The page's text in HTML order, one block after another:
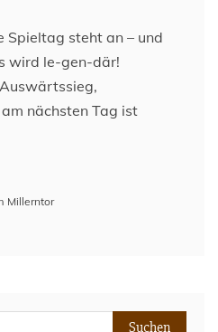
Spieltag steht an – und
wird le-gen-där!
nächsten Tag ist
Millerntor